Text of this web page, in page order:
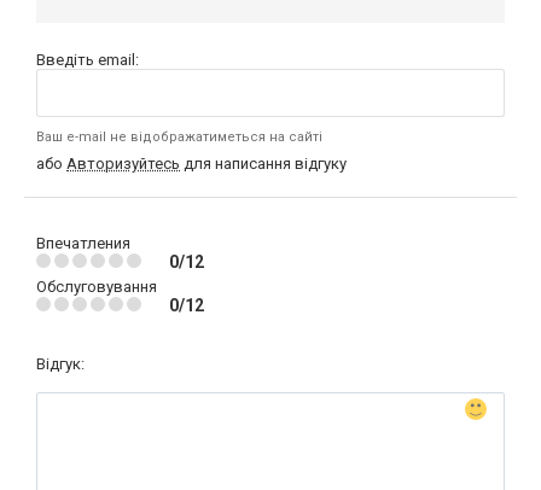
Введіть email:
Ваш e-mail не відображатиметься на сайті
або Авторизуйтесь для написання відгуку
Впечатления
0/12
Обслуговування
0/12
Відгук: